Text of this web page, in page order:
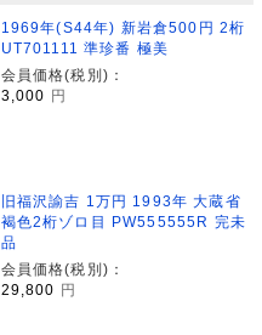
1969年(S44年) 新岩倉500円 2桁
UT701111 準珍番 極美
会員価格(税別)：
3,000
円
旧福沢諭吉 1万円 1993年 大蔵省
褐色2桁ゾロ目 PW555555R 完未
品
会員価格(税別)：
29,800
円